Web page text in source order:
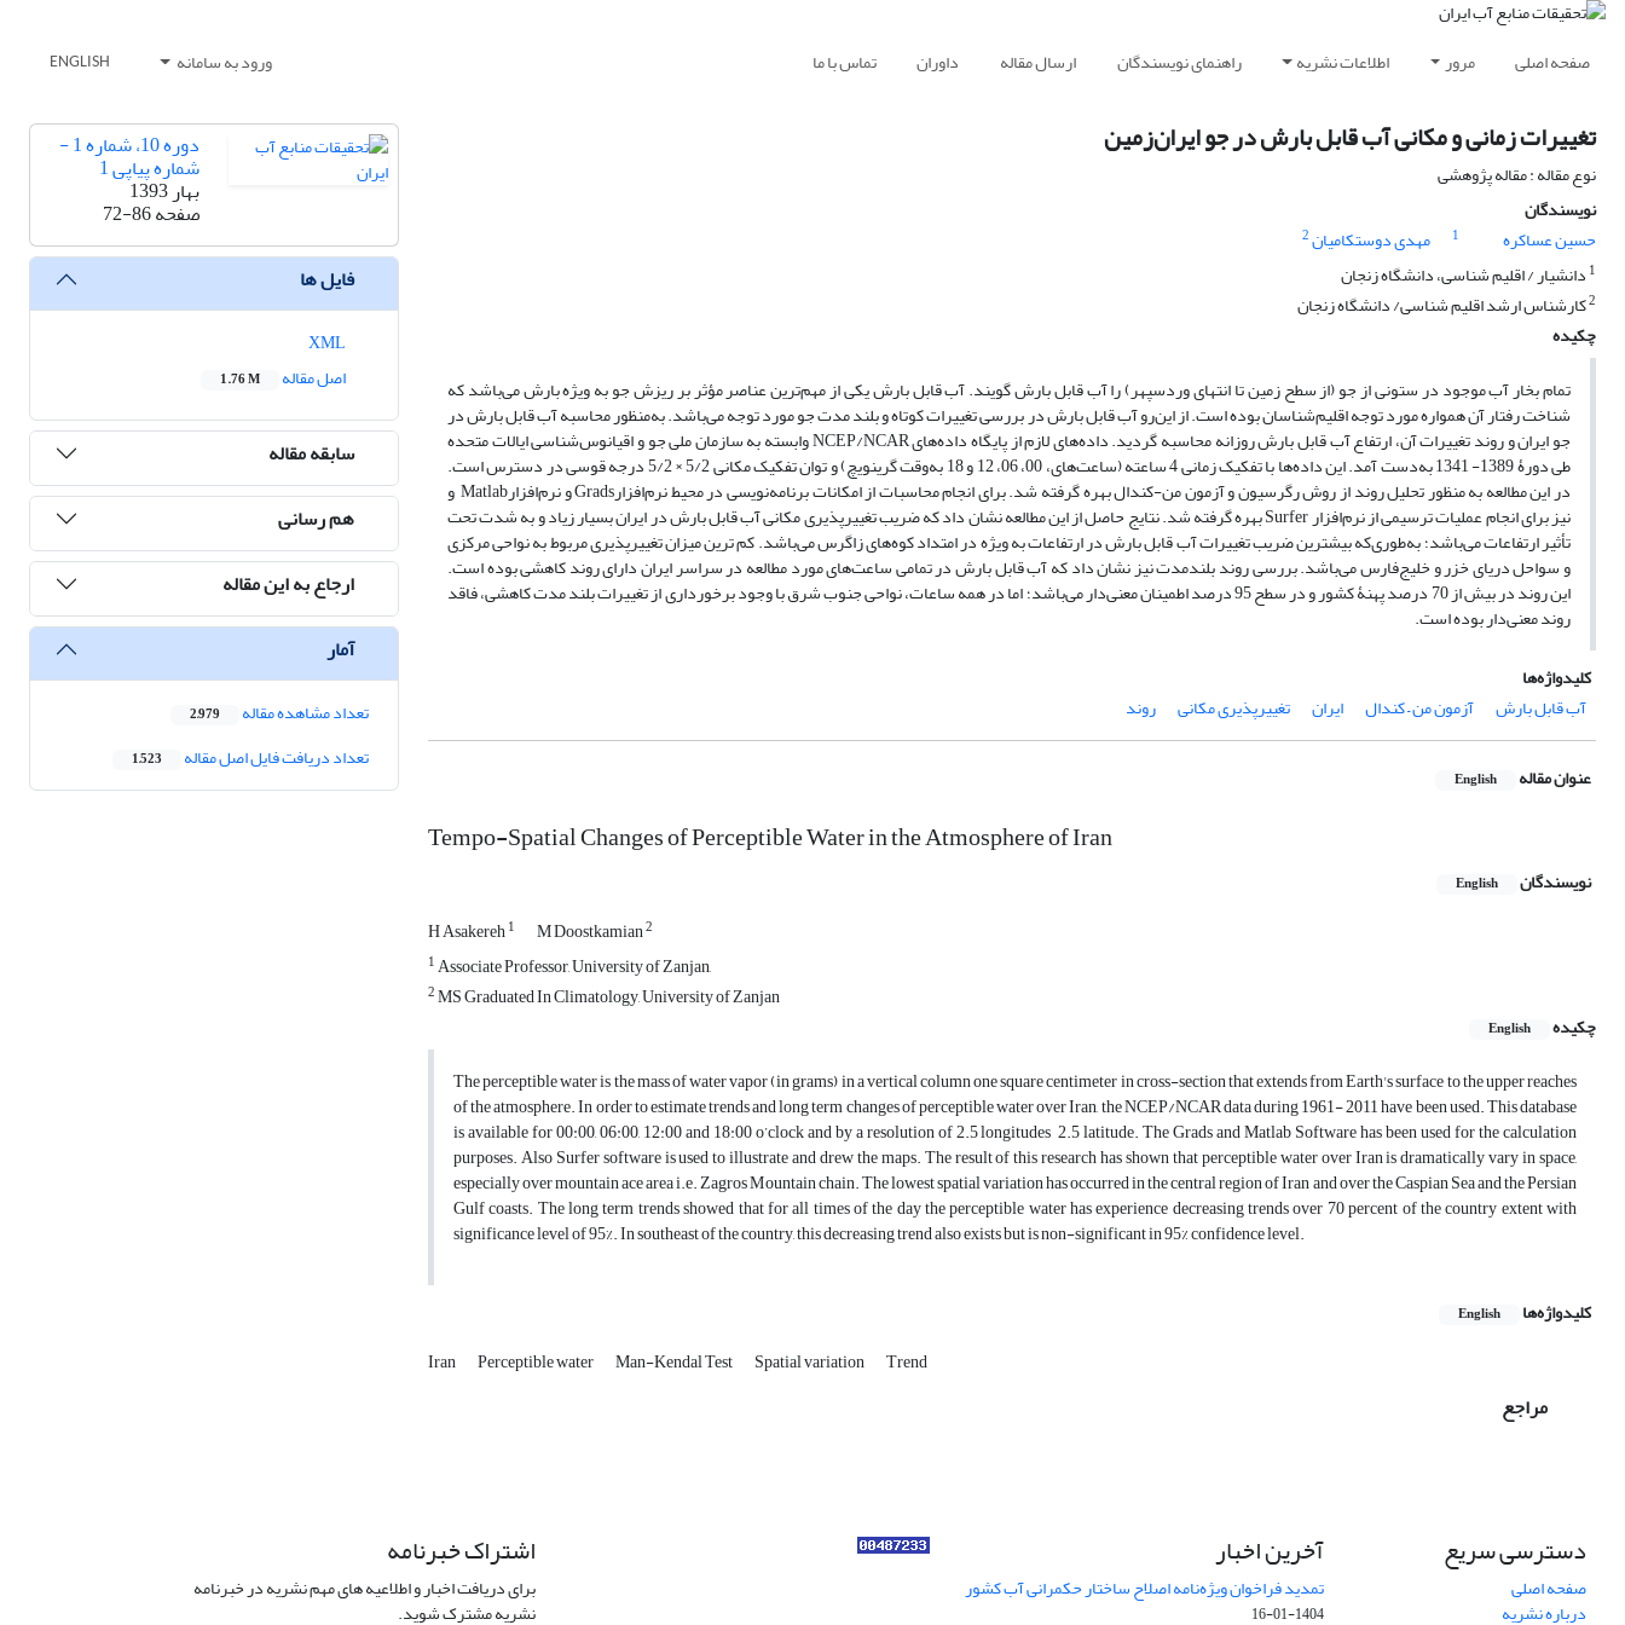
صفحه اصلی مرور اطلاعات نشریه راهنمای نویسندگان ارسال مقاله داوران تماس با ما ورود به سامانه ENGLISH
تغییرات زمانی و مکانی آب قابل بارش در جو ایران‌زمین
نوع مقاله : مقاله پژوهشی
نویسندگان
حسین عساکره
1 مهدی دوستکامیان2
1 دانشیار / اقلیم شناسی، دانشگاه زنجان
2کارشناس ارشد اقلیم شناسی/ دانشگاه زنجان
چکیده
تمام بخار آب موجود در ستونی از جو (از سطح زمین تا انتهای وردسپهر) را آب قابل بارش ‌گویند. آب قابل بارش یکی از مهم‌ترین عناصر مؤثر بر ریزش جو به ویژه بارش می‌باشد که
شناخت رفتار آن همواره مورد توجه اقلیم‌شناسان بوده است. از این‌رو آب قابل بارش در بررسی تغییرات کوتاه و بلند مدت جو مورد توجه می‌باشد. به‌منظور محاسبه آب قابل بارش در
جو ایران و روند تغییرات آن، ارتفاع آب قابل بارش روزانه محاسبه گردید. داده‌های لازم از پایگاه داده‌های NCEP/NCAR وابسته به سازمان ملی جو و اقیانوس‌شناسی ایالات ‌متحده
طی دورۀ 1389- 1341 به‌دست آمد. این داده‌ها با تفکیک زمانی 4 ساعته (ساعت‌های، 00، 06، 12 و 18 به‌وقت گرینویچ) و توان تفکیک مکانی 5/2 × 5/2 درجه قوسی در دسترس است.
در این مطالعه به منظور تحلیل روند از روش رگرسیون و آزمون من-کندال بهره گرفته شد. برای انجام محاسبات از امکانات برنامه‌نویسی در محیط نرم‌افزارGrads و نرم‌افزارMatlab و
نیز برای انجام عملیات ترسیمی از نرم‌افزار Surfer بهره گرفته شد. نتایج حاصل از این مطالعه نشان داد که ضریب تغییرپذیری مکانی آب قابل بارش در ایران بسیار زیاد و به شدت تحت
تأثیر ارتفاعات می‌باشد؛ به‌طوری‌که بیشتر‏ین ضریب تغییرات آب قابل بارش در ارتفاعات به ‌ویژه در امتداد کوه‌های زاگرس می‌باشد. کم ترین میزان تغییرپذیری مربوط به نواحی مرکزی
و سواحل دریای خزر و خلیج‌فارس می‌باشد. بررسی روند بلندمدت نیز نشان داد که آب قابل بارش در تمامی ساعت‌های مورد مطالعه در سراسر ایران دارای روند کاهشی بوده است.
این روند در بیش از 70 درصد پهنۀ کشور و در سطح 95 درصد اطمینان معنی‌دار می‌باشد؛ اما در همه ساعات، نواحی جنوب شرق با وجود برخورداری از تغییرات بلند مدت کاهشی، فاقد
روند معنی‌دار بوده است.
کلیدواژه‌ها
آب قابل بارش
آزمون من – کندال ایران تغییرپذیری مکانی روند
عنوان مقاله English
Tempo-Spatial Changes of Perceptible Water in the Atmosphere of Iran
نویسندگان English
H Asakereh1 M Doostkamian2
1Associate Professor, University of Zanjan,
2MS Graduated In Climatology, University of Zanjan
چکیده
English
The perceptible water is the mass of water vapor (in grams) in a vertical column one square centimeter in cross-section that extends from Earth's surface to the upper reaches
of the atmosphere. In order to estimate trends and long term changes of perceptible water over Iran, the NCEP/NCAR data during 1961- 2011 have been used. This database
is available for 00:00, 06:00, 12:00 and 18:00 o’clock and by a resolution of 2.5 longitudes 2.5 latitude. The Grads and Matlab Software has been used for the calculation
purposes. Also Surfer software is used to illustrate and drew the maps. The result of this research has shown that perceptible water over Iran is dramatically vary in space,
especially over mountain ace area i.e. Zagros Mountain chain. The lowest spatial variation has occurred in the central region of Iran and over the Caspian Sea and the Persian
Gulf coasts. The long term trends showed that for all times of the day the perceptible water has experience decreasing trends over 70 percent of the country extent with
significance level of 95%. In southeast of the country, this decreasing trend also exists but is non-significant in 95% confidence level.
کلیدواژه‌ها English
Iran Perceptible water Man-Kendal Test Spatial variation Trend
مراجع
دوره 10، شماره 1 -
شماره پیاپی 1
بهار 1393
صفحه72-86
فایل ها
اصل مقاله
1.76 M
سابقه مقاله
هم رسانی
ارجاع به این مقاله
آمار
تعداد مشاهده مقاله 2,979
تعداد دریافت فایل اصل مقاله 1,523
دسترسی سریع
صفحه اصلی
درباره نشریه
آخرین اخبار
تمدید فراخوان ویژه‌نامه اصلاح ساختار حکمرانی آب کشور
1404-01-16
اشتراک خبرنامه
برای دریافت اخبار و اطلاعیه های مهم نشریه در خبرنامه
نشریه مشترک شوید.